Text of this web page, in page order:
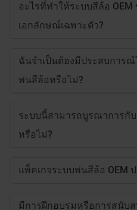
อะไรที่ทำให้ระบบสีล้อ OEM
เอกลักษณ์เฉพาะตัว?
ฉันจำเป็นต้องมีประสบการ
พ่นสีล้อหรือไม่?
ระบบนี้สามารถบูรณาการกับ
หรือไม่?
แพ็คเกจระบบพ่นสีล้อ OEM
มีการฝึกอบรมหรือการสนับ